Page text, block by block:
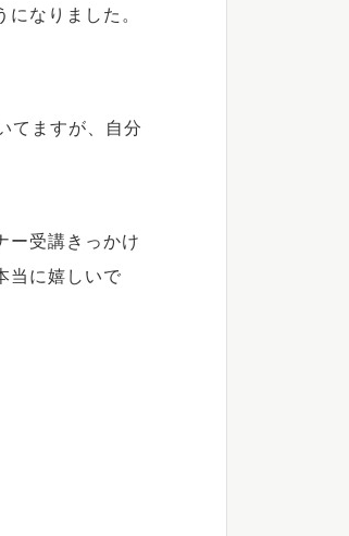
なりました。
てますが、自分
ー受講きっかけ
当に嬉しいで